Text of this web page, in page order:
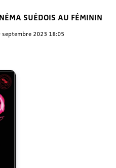
SUÉDOIS AU FÉMININ
septembre 2023 18:05